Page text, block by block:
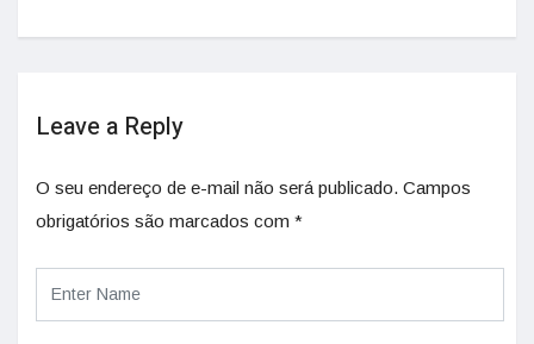
Leave a Reply
O seu endereço de e-mail não será publicado. Campos
obrigatórios são marcados com *